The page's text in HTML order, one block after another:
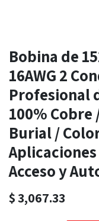
Bobina de
16AWG 2
Profesional
100%
Burial /
Acceso y
$3,067.33